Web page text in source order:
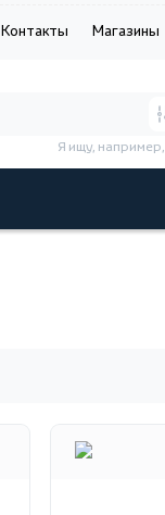
Контакты Магазины
Я ищу, например,